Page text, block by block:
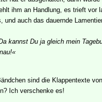
ihm an Handlung, es trieft vor
und auch das dauernde
kannst Du ja gleich mein
sind die Klappentexte
Ich verschenke es!